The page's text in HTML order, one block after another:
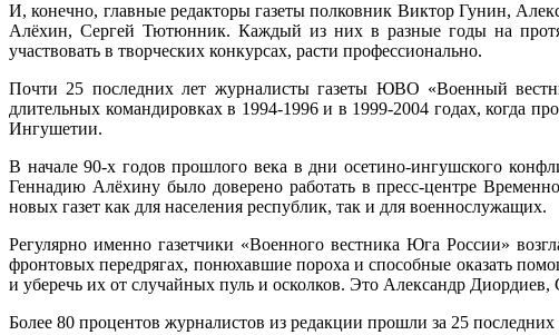
И, конечно, главные редакторы газеты полковник Виктор Гунин,
Алёхин, Сергей Тютюнник. Каждый из них в разные годы на
участвовать в творческих конкурсах, расти профессионально.
Почти 25 последних лет журналисты газеты ЮВО «Военный
длительных командировках в 1994-1996 и в 1999-2004 годах, когда
Ингушетии.
В начале 90-х годов прошлого века в дни осетино-ингушского
Геннадию Алёхину было доверено работать в пресс-центре
новых газет как для населения республик, так и для военнослужащих.
Регулярно именно газетчики «Военного вестника Юга России»
фронтовых передрягах, понюхавшие пороха и способные оказать
и уберечь их от случайных пуль и осколков. Это Александр
Более 80 процентов журналистов из редакции прошли за 25